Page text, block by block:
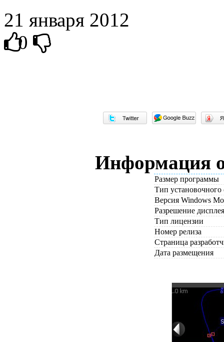
21 января 2012
0
Информация
Размер программы
Тип установочного
Версия Windows
Разрешение
Тип лицензии
Номер релиза
Страница
Дата размещения